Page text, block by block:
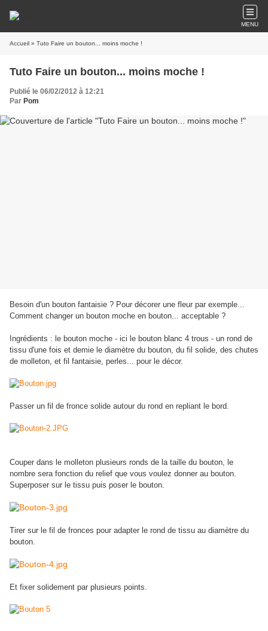
MENU
Accueil » Tuto Faire un bouton... moins moche !
Tuto Faire un bouton... moins moche !
Publié le 06/02/2012 à 12:21
Par Pom
Besoin d'un bouton fantaisie ? Pour décorer une fleur par exemple...
Comment changer un bouton moche en bouton... acceptable ?
Ingrédients : le bouton moche - ici le bouton blanc 4 trous - un rond de
tissu d'une fois et demie le diamètre du bouton, du fil solide, des chutes
de molleton, et fil fantaisie, perles... pour le décor.
Passer un fil de fronce solide autour du rond en repliant le bord.
Couper dans le molleton plusieurs ronds de la taille du bouton, le
nombre sera fonction du relief que vous voulez donner au bouton.
Superposer sur le tissu puis poser le bouton.
Tirer sur le fil de fronces pour adapter le rond de tissu au diamètre du
bouton.
Et fixer solidement par plusieurs points.